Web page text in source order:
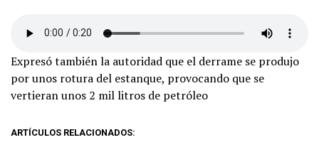
Expresó también la autoridad que el derrame se produjo
por unos rotura del estanque, provocando que se
vertieran unos 2 mil litros de petróleo
ARTÍCULOS RELACIONADOS: